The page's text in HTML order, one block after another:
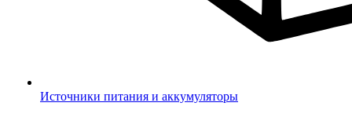
Источники питания и аккумуляторы